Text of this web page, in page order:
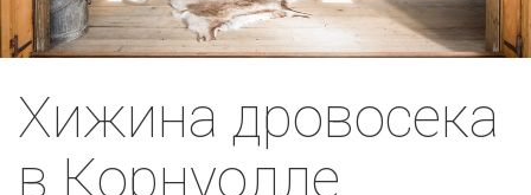
Хижина дровосека
в Корнуолле